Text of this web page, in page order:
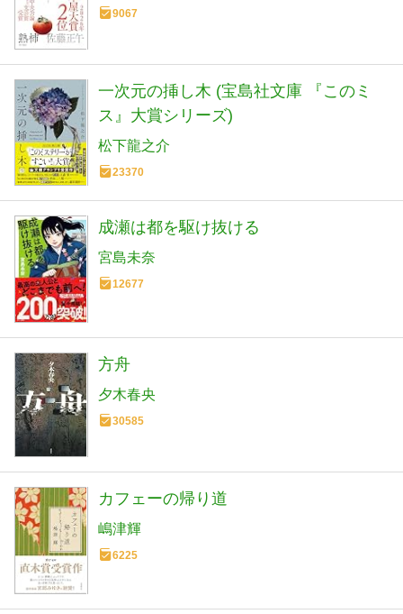
9067
一次元の挿し木 (宝島社文庫 『このミ
ス』大賞シリーズ)
松下龍之介
23370
成瀬は都を駆け抜ける
宮島未奈
12677
方舟
夕木春央
30585
カフェーの帰り道
嶋津輝
6225